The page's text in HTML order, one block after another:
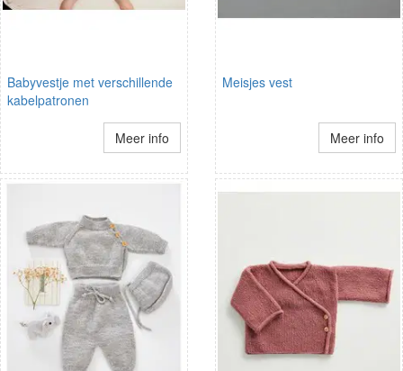
Babyvestje met verschillende
kabelpatronen
Meer info
Meisjes vest
Meer info